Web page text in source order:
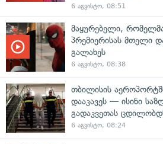
6 აგვისტო, 08:51
მაყურებელი,
პრემიერისას მთელი
გალახეს
6 აგვისტო, 08:38
თბილისის
დააკავეს — ისინი
გადაკვეთას
6 აგვისტო, 08:24